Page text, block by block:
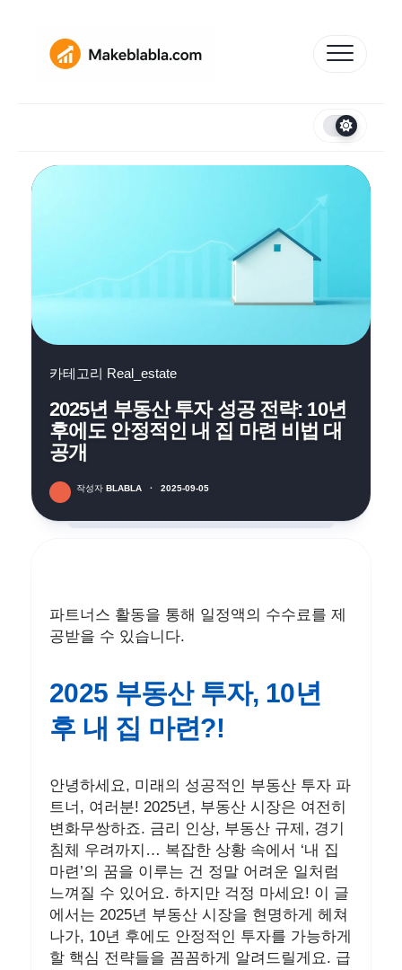
content
카테고리 Real_estate
2025년 부동산 투자 성공 전략: 10년
후에도 안정적인 내 집 마련 비법 대
공개
작성자 BLABLA · 2025-09-05
파트너스 활동을 통해 일정액의 수수료를 제
공받을 수 있습니다.
2025 부동산 투자, 10년
후 내 집 마련?!
안녕하세요, 미래의 성공적인 부동산 투자 파
트너, 여러분! 2025년, 부동산 시장은 여전히
변화무쌍하죠. 금리 인상, 부동산 규제, 경기
침체 우려까지… 복잡한 상황 속에서 ‘내 집
마련’의 꿈을 이루는 건 정말 어려운 일처럼
느껴질 수 있어요. 하지만 걱정 마세요! 이 글
에서는 2025년 부동산 시장을 현명하게 헤쳐
나가, 10년 후에도 안정적인 투자를 가능하게
할 핵심 전략들을 꼼꼼하게 알려드릴게요. 급